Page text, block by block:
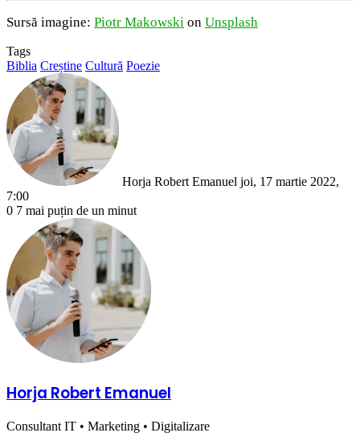
Sursă imagine: Piotr Makowski on Unsplash
Tags
Biblia Creștine Cultură Poezie
Horja Robert Emanuel joi, 17 martie 2022,
7:00
0 7 mai puțin de un minut
Horja Robert Emanuel
Consultant IT • Marketing • Digitalizare